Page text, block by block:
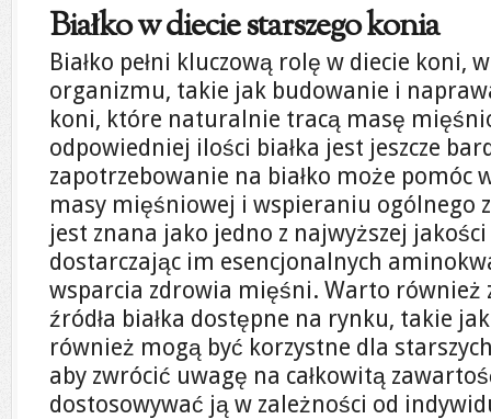
Białko w diecie starszego konia
Białko pełni kluczową rolę w diecie koni,
organizmu, takie jak budowanie i
koni, które naturalnie tracą masę
odpowiedniej ilości białka jest jeszcze
zapotrzebowanie na białko może
masy mięśniowej i wspieraniu ogólnego
jest znana jako jedno z najwyższej jakości
dostarczając im esencjonalnych
wsparcia zdrowia mięśni. Warto również
źródła białka dostępne na rynku, takie
również mogą być korzystne dla
aby zwrócić uwagę na całkowitą
dostosowywać ją w zależności od